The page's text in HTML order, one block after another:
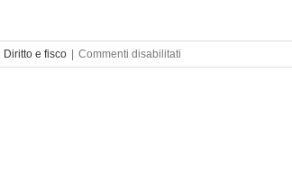
Diritto e fisco Commenti disabilitati
Consulenza